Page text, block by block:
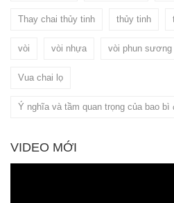
Thay chai thủy tinh thủy tinh
vòi vòi nhựa vòi phun sương
Vua chai lọ
Ý nghĩa và tầm quan trọng của bao bì
VIDEO MỚI